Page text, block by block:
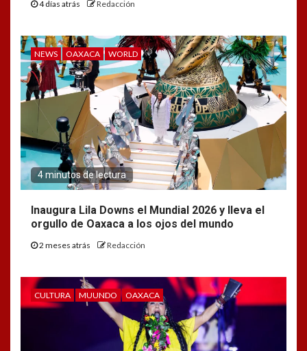
4 días atrás Redacción
NEWS OAXACA WORLD
4 minutos de lectura
Inaugura Lila Downs el Mundial 2026 y lleva el
orgullo de Oaxaca a los ojos del mundo
2 meses atrás Redacción
CULTURA MUUNDO OAXACA